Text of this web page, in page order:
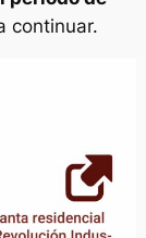
continuar.